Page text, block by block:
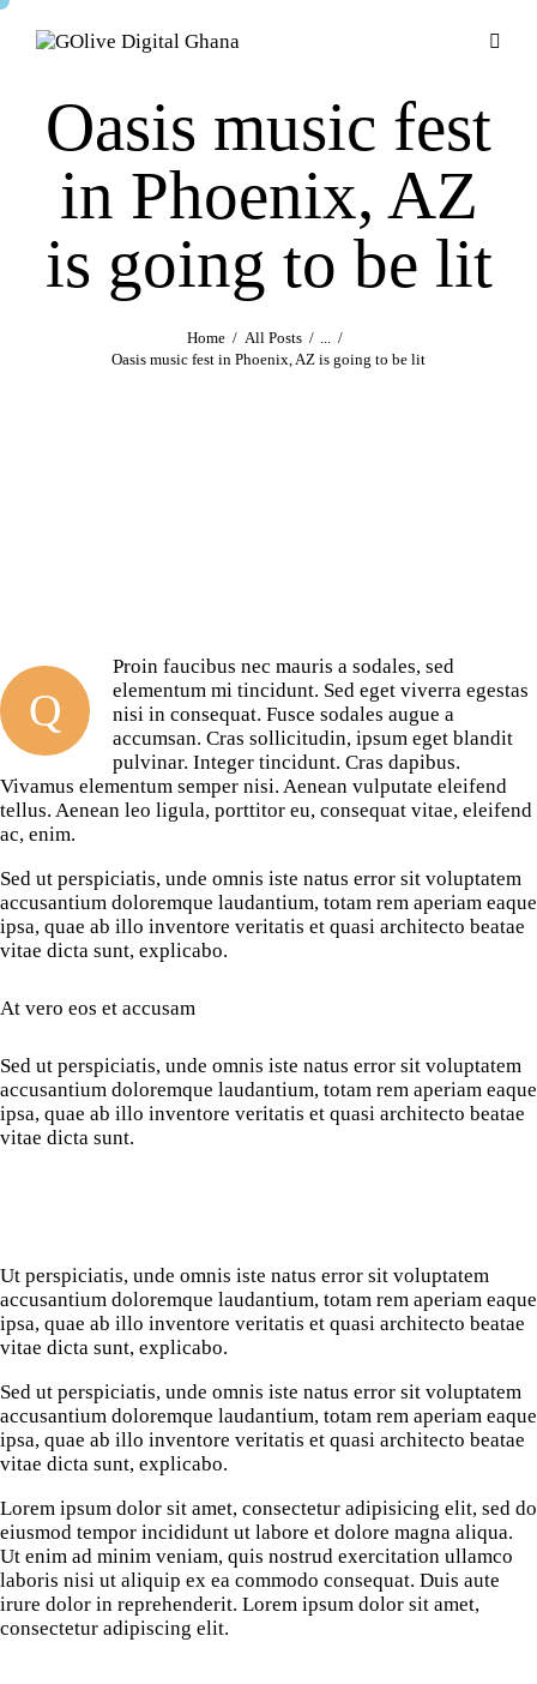
Oasis music fest
in Phoenix, AZ
is going to be lit
Home All Posts
...
Oasis music fest in Phoenix, AZ is going to be lit
Q
Proin faucibus nec mauris a sodales, sed
elementum mi tincidunt. Sed eget viverra egestas
nisi in consequat. Fusce sodales augue a
accumsan. Cras sollicitudin, ipsum eget blandit
pulvinar. Integer tincidunt. Cras dapibus.
Vivamus elementum semper nisi. Aenean vulputate eleifend
tellus. Aenean leo ligula, porttitor eu, consequat vitae, eleifend
ac, enim.
Sed ut perspiciatis, unde omnis iste natus error sit voluptatem
accusantium doloremque laudantium, totam rem aperiam eaque
ipsa, quae ab illo inventore veritatis et quasi architecto beatae
vitae dicta sunt, explicabo.
At vero eos et accusam
Sed ut perspiciatis, unde omnis iste natus error sit voluptatem
accusantium doloremque laudantium, totam rem aperiam eaque
ipsa, quae ab illo inventore veritatis et quasi architecto beatae
vitae dicta sunt.
Ut perspiciatis, unde omnis iste natus error sit voluptatem
accusantium doloremque laudantium, totam rem aperiam eaque
ipsa, quae ab illo inventore veritatis et quasi architecto beatae
vitae dicta sunt, explicabo.
Sed ut perspiciatis, unde omnis iste natus error sit voluptatem
accusantium doloremque laudantium, totam rem aperiam eaque
ipsa, quae ab illo inventore veritatis et quasi architecto beatae
vitae dicta sunt, explicabo.
Lorem ipsum dolor sit amet, consectetur adipisicing elit, sed do
eiusmod tempor incididunt ut labore et dolore magna aliqua.
Ut enim ad minim veniam, quis nostrud exercitation ullamco
laboris nisi ut aliquip ex ea commodo consequat. Duis aute
irure dolor in reprehenderit. Lorem ipsum dolor sit amet,
consectetur adipiscing elit.